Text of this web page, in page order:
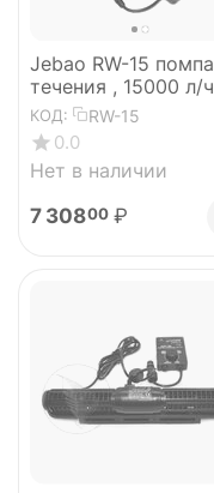
Jebao RW-15 помпа
течения , 15000 л/ч
КОД: RW-15
0.0
Нет в наличии
7 30800 ₽